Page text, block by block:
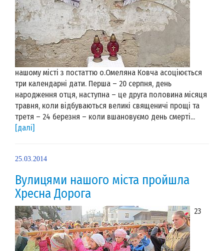
нашому місті з постаттю о.Омеляна Ковча асоціюється
три календарні дати. Перша – 20 серпня, день
народження отця, наступна – це друга половина місяця
травня, коли відбуваються великі священичі прощі та
третя – 24 березня – коли вшановуємо день смерті...
[далі]
25.03.2014
Вулицями нашого міста пройшла
Хресна Дорога
23